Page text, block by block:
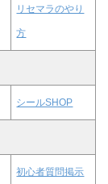
リセマラのやり
方
シールSHOP
初心者質問掲示